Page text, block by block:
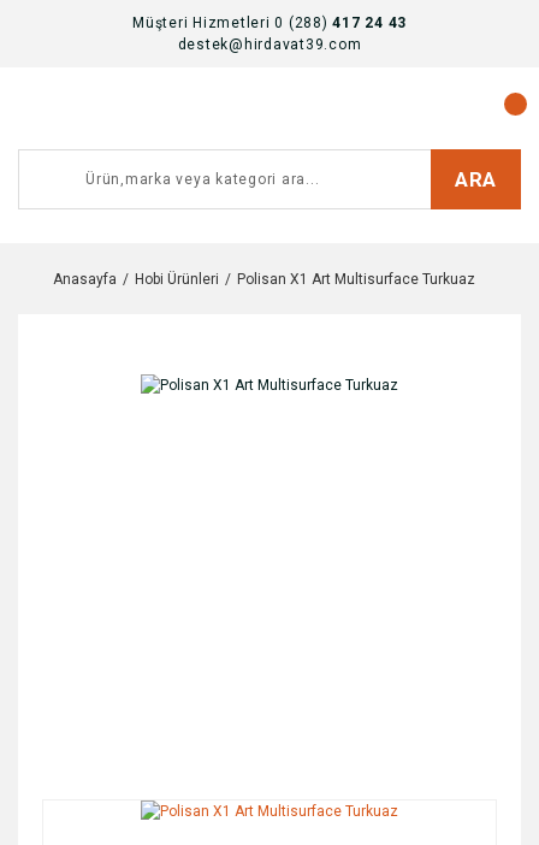
Müşteri Hizmetleri 0 (288)417 24 43
destek@hirdavat39.com
ARA
Anasayfa Hobi Ürünleri Polisan X1 Art Multisurface Turkuaz